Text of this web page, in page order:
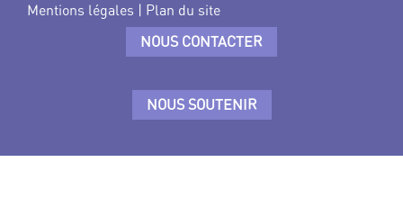
Mentions légales | Plan du site
NOUS CONTACTER
NOUS SOUTENIR